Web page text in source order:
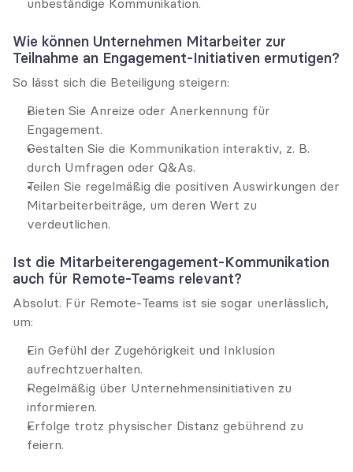
Wie können Unternehmen Mitarbeiter zur
Teilnahme an Engagement-Initiativen ermutigen?
So lässt sich die Beteiligung steigern:
Bieten Sie Anreize oder Anerkennung für
Engagement.
Gestalten Sie die Kommunikation interaktiv, z. B.
durch Umfragen oder Q&As.
Teilen Sie regelmäßig die positiven Auswirkungen der
Mitarbeiterbeiträge, um deren Wert zu
verdeutlichen.
Ist die Mitarbeiterengagement-Kommunikation
auch für Remote-Teams relevant?
Absolut. Für Remote-Teams ist sie sogar unerlässlich,
um:
Ein Gefühl der Zugehörigkeit und Inklusion
aufrechtzuerhalten.
Regelmäßig über Unternehmensinitiativen zu
informieren.
Erfolge trotz physischer Distanz gebührend zu
feiern.